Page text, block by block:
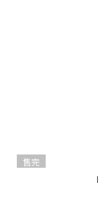
售完